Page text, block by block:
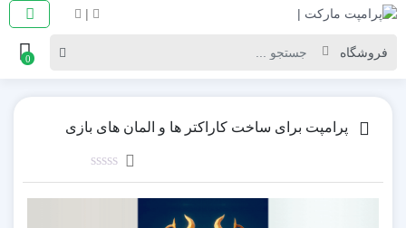
|
0
پرامپت برای ساخت کاراکتر ها و المان های بازی